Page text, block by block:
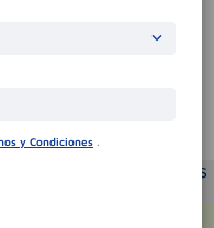
y verás los productos
de entrega
y Condiciones .